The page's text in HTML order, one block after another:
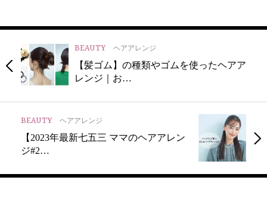
BEAUTY ヘアアレンジ
【髪ゴム】の種類やゴムを使ったヘアア
レンジ｜お…
BEAUTY ヘアアレンジ
【2023年最新七五三 ママのヘアアレン
ジ#2…